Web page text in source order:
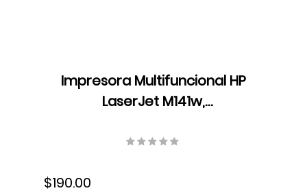
Impresora Multifuncional HP
LaserJet M141w,
600 x 600 ppp, Velocidad de
$190.00